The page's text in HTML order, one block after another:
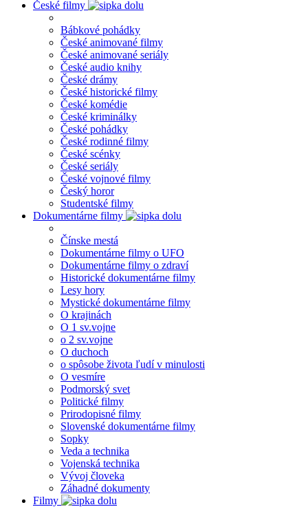
České filmy
Bábkové pohádky
České animované filmy
České animované seriály
České audio knihy
České drámy
České historické filmy
České komédie
České kriminálky
České pohádky
České rodinné filmy
České scénky
České seriály
České vojnové filmy
Český horor
Studentské filmy
Dokumentárne filmy
Čínske mestá
Dokumentárne filmy o UFO
Dokumentárne filmy o zdraví
Historické dokumentárne filmy
Lesy hory
Mystické dokumentárne filmy
O krajinách
O 1 sv.vojne
o 2 sv.vojne
O duchoch
o spôsobe života ľudí v minulosti
O vesmíre
Podmorský svet
Politické filmy
Prirodopisné filmy
Slovenské dokumentárne filmy
Sopky
Veda a technika
Vojenská technika
Vývoj človeka
Záhadné dokumenty
Filmy